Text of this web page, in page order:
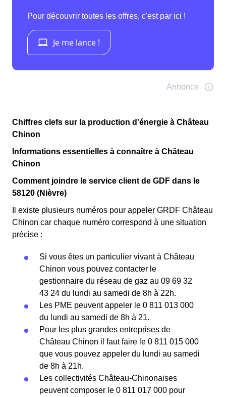
Chiffres clefs sur la production d'énergie à Château
Chinon
Informations essentielles à connaître à Château
Chinon
Comment joindre le service client de GDF dans le
58120 (Nièvre)
Il existe plusieurs numéros pour appeler GRDF Château
Chinon car chaque numéro correspond à une situation
précise :
Si vous êtes un particulier vivant à Château
Chinon vous pouvez contacter le
gestionnaire du réseau de gaz au 09 69 32
43 24 du lundi au samedi de 8h à 22h.
Les PME peuvent appeler le 0 811 013 000
du lundi au samedi de 8h à 21.
Pour les plus grandes entreprises de
Château Chinon il faut faire le 0 811 015 000
que vous pouvez appeler du lundi au samedi
de 8h à 21h.
Les collectivités Château-Chinonaises
peuvent composer le 0 811 017 000 pour